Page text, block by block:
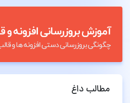
مطالب داغ